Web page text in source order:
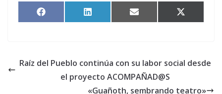
Compartir
en
Compartir
en
Compartir
en
Compartir
en
Raíz del Pueblo continúa con su labor social desde
el proyecto ACOMPAÑAD@S
«Guañoth, sembrando teatro»